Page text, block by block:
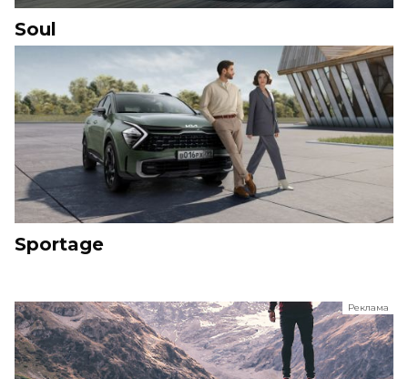
Soul
Sportage
Реклама
ООО "ЛК Эволюция"
ИНН 9724016636
erid: nyi26TK8Sykg5SPCgA2w5MdVpLC2ggii